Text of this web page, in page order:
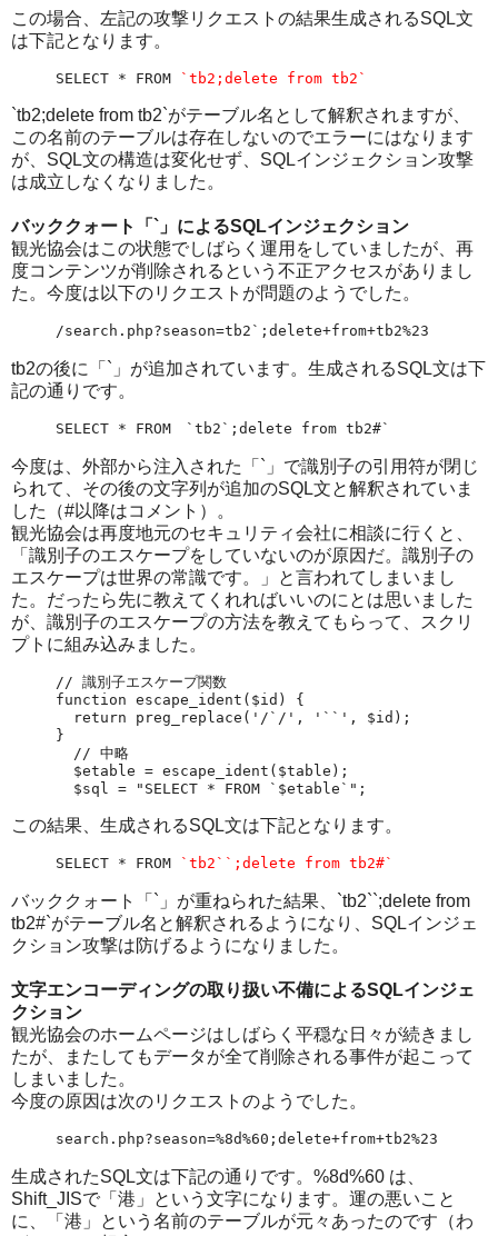
この場合、左記の攻撃リクエストの結果生成されるSQL文
は下記となります。
SELECT * FROM `tb2;delete from tb2`
`tb2;delete from tb2`がテーブル名として解釈されますが、
この名前のテーブルは存在しないのでエラーにはなります
が、SQL文の構造は変化せず、SQLインジェクション攻撃
は成立しなくなりました。
バッククォート「`」によるSQLインジェクション
観光協会はこの状態でしばらく運用をしていましたが、再
度コンテンツが削除されるという不正アクセスがありまし
た。今度は以下のリクエストが問題のようでした。
/search.php?season=tb2`;delete+from+tb2%23
tb2の後に「`」が追加されています。生成されるSQL文は下
記の通りです。
SELECT * FROM　`tb2`;delete from tb2#`
今度は、外部から注入された「`」で識別子の引用符が閉じ
られて、その後の文字列が追加のSQL文と解釈されていま
した（#以降はコメント）。
観光協会は再度地元のセキュリティ会社に相談に行くと、
「識別子のエスケープをしていないのが原因だ。識別子の
エスケープは世界の常識です。」と言われてしまいまし
た。だったら先に教えてくれればいいのにとは思いました
が、識別子のエスケープの方法を教えてもらって、スクリ
プトに組み込みました。
// 識別子エスケープ関数
function escape_ident($id) {
  return preg_replace('/`/', '``', $id);
}
  // 中略
  $etable = escape_ident($table);
  $sql = "SELECT * FROM `$etable`";
この結果、生成されるSQL文は下記となります。
SELECT * FROM `tb2``;delete from tb2#`
バッククォート「`」が重ねられた結果、`tb2``;delete from
tb2#`がテーブル名と解釈されるようになり、SQLインジェ
クション攻撃は防げるようになりました。
文字エンコーディングの取り扱い不備によるSQLインジェ
クション
観光協会のホームページはしばらく平穏な日々が続きまし
たが、またしてもデータが全て削除される事件が起こって
しまいました。
今度の原因は次のリクエストのようでした。
search.php?season=%8d%60;delete+from+tb2%23
生成されたSQL文は下記の通りです。%8d%60 は、
Shift_JISで「港」という文字になります。運の悪いこと
に、「港」という名前のテーブルが元々あったのです（わ